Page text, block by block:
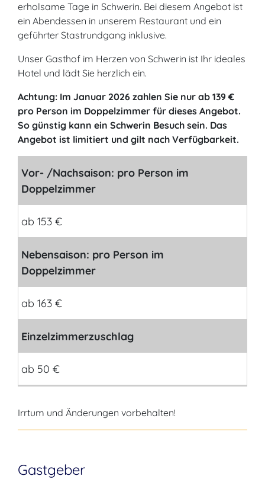
erholsame Tage in Schwerin. Bei diesem Angebot ist
ein Abendessen in unserem Restaurant und ein
geführter Stastrundgang inklusive.
Unser Gasthof im Herzen von Schwerin ist Ihr ideales
Hotel und lädt Sie herzlich ein.
Achtung: Im Januar 2026 zahlen Sie nur ab 139 €
pro Person im Doppelzimmer für dieses Angebot.
So günstig kann ein Schwerin Besuch sein. Das
Angebot ist limitiert und gilt nach Verfügbarkeit.
Vor- /Nachsaison: pro Person im
Doppelzimmer
ab 153 €
Nebensaison: pro Person im
Doppelzimmer
ab 163 €
Einzelzimmerzuschlag
ab 50 €
Irrtum und Änderungen vorbehalten!
Gastgeber